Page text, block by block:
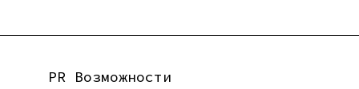
PR Возможности